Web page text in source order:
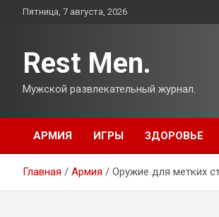
ПерейтиПятница, 7 августа, 2026
Rest Men.
Мужской развлекательный журнал.
АРМИЯ ИГРЫ ЗДОРОВЬЕ
Главная Армия Оружие для метких